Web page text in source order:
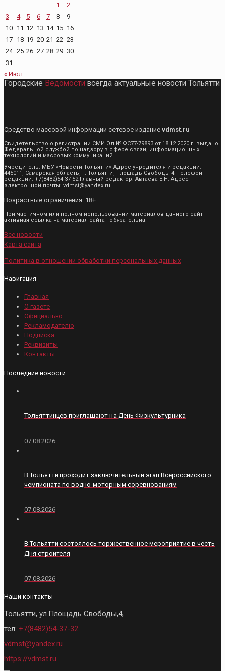
1
2
3
4 5 6 7 8
9
10 11 12 13 14 15 16
17 18 19 20 21 22 23
24 25 26 27 28 29 30
31
« Июл
Городские Ведомости всегда актуальные новости Тольятти
Средство массовой информации сетевое издание vdmst.ru
Свидетельство о регистрации СМИ Эл № ФС77-79893 от 18.12.2020 г. выдано
Федеральной службой по надзору в сфере связи, информационных
технологий и массовых коммуникаций.
Учредитель: МБУ «Новости Тольятти» Адрес учредителя и редакции:
445011, Самарская область, г. Тольятти, площадь Свободы 4. Телефон
редакции: +7(8482)54-37-52 Главный редактор: Автаева Е.Н. Адрес
электронной почты: vdmst@yandex.ru
Возрастные ограничения: 18+
При частичном или полном использовании материалов данного сайт
активная ссылка на материал сайта - обязательна!
Все новости
Карта сайта
Политика в отношении обработки персональных данных
Навигация
Главная
О газете
Официально
Рекламодателю
Подписка
Реквизиты
Контакты
Последние новости
Тольяттинцев приглашают на День Физкультурника
07.08.2026
В Тольятти проходит заключительный этап Всероссийского
чемпионата по водно-моторным соревнованиям
07.08.2026
В Тольятти состоялось торжественное мероприятие в честь
Дня строителя
07.08.2026
Наши контакты
Тольятти, ул.Площадь Свободы,4,
тел: +7(8482)54-37-32
vdmst@yandex.ru
https://vdmst.ru